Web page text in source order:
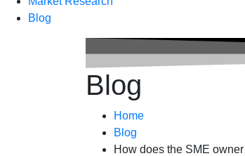
Blog
Blog
Home
Blog
How does the SME